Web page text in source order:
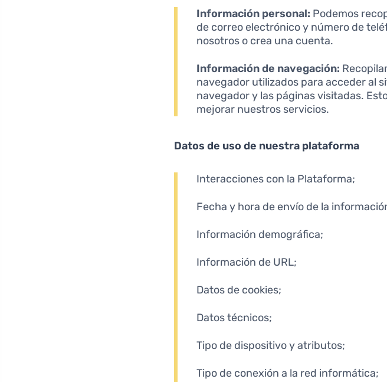
Información personal: Podemos
de correo electrónico y número de
nosotros o crea una cuenta.
Información de navegación:
navegador utilizados para acceder al
navegador y las páginas visitadas.
mejorar nuestros servicios.
Datos de uso de nuestra plataforma
Interacciones con la Plataforma;
Fecha y hora de envío de la
Información demográfica;
Información de URL;
Datos de cookies;
Datos técnicos;
Tipo de dispositivo y atributos;
Tipo de conexión a la red informática;